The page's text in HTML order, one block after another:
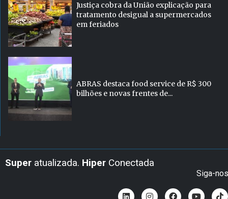
Justiça cobra da União explicação para
tratamento desigual a supermercados
em feriados
ABRAS destaca food service de R$ 300
bilhões e novas frentes de...
Super atualizada. Hiper Conectada
Siga-nos